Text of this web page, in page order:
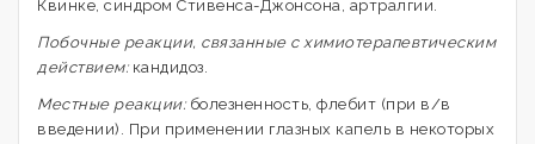
Квинке, синдром Стивенса-Джонсона, артралгии.
Побочные реакции, связанные с химиотерапевтическим
действием:кандидоз.
Местные реакции:болезненность, флебит (при в/в
введении). При применении глазных капель в некоторых